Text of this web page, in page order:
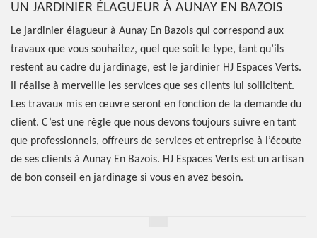
UN JARDINIER ÉLAGUEUR À AUNAY EN BAZOIS
Le jardinier élagueur à Aunay En Bazois qui correspond aux
travaux que vous souhaitez, quel que soit le type, tant qu’ils
restent au cadre du jardinage, est le jardinier HJ Espaces Verts.
Il réalise à merveille les services que ses clients lui sollicitent.
Les travaux mis en œuvre seront en fonction de la demande du
client. C’est une règle que nous devons toujours suivre en tant
que professionnels, offreurs de services et entreprise à l’écoute
de ses clients à Aunay En Bazois. HJ Espaces Verts est un artisan
de bon conseil en jardinage si vous en avez besoin.